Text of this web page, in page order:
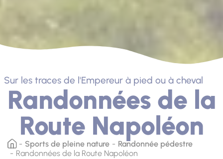
Randonnées de la
Route Napoléon
Sur les traces de l'Empereur à pied ou à cheval
Sports de pleine nature
Randonnée pédestre
Randonnées de la Route Napoléon